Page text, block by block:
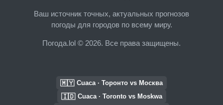
Ваш источник точных, актуальных прогнозов
погоды для городов по всему миру.
Погода.lol © 2026. Все права защищены.
🇲🇾 Cuaca · Торонто vs Москва
🇮🇩 Cuaca · Toronto vs Moskwa